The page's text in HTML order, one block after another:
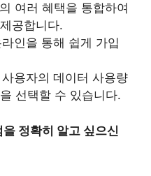
여러 혜택을 통합하여
공합니다.
인을 통해 쉽게 가입
사용자의 데이터 사용량
선택할 수 있습니다.
정확히 알고 싶으신